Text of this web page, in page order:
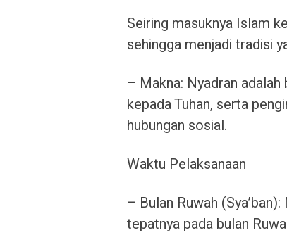
Seiring masuknya Islam
sehingga menjadi tradisi
– Makna: Nyadran
kepada Tuhan, serta
hubungan sosial.
Waktu Pelaksanaan
– Bulan Ruwah
tepatnya pada bulan